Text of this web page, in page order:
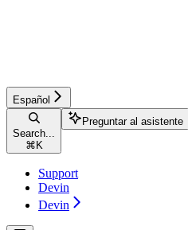
Español
Search...
⌘ K
Preguntar al asistente
Support
Devin
Devin